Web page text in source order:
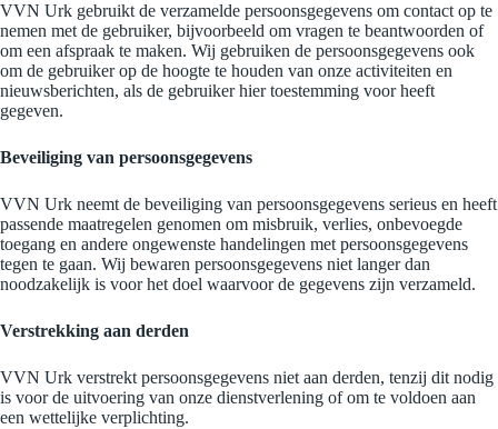
VVN Urk gebruikt de verzamelde persoonsgegevens om contact op te
nemen met de gebruiker, bijvoorbeeld om vragen te beantwoorden of
om een afspraak te maken. Wij gebruiken de persoonsgegevens ook
om de gebruiker op de hoogte te houden van onze activiteiten en
nieuwsberichten, als de gebruiker hier toestemming voor heeft
gegeven.
Beveiliging van persoonsgegevens
VVN Urk neemt de beveiliging van persoonsgegevens serieus en heeft
passende maatregelen genomen om misbruik, verlies, onbevoegde
toegang en andere ongewenste handelingen met persoonsgegevens
tegen te gaan. Wij bewaren persoonsgegevens niet langer dan
noodzakelijk is voor het doel waarvoor de gegevens zijn verzameld.
Verstrekking aan derden
VVN Urk verstrekt persoonsgegevens niet aan derden, tenzij dit nodig
is voor de uitvoering van onze dienstverlening of om te voldoen aan
een wettelijke verplichting.